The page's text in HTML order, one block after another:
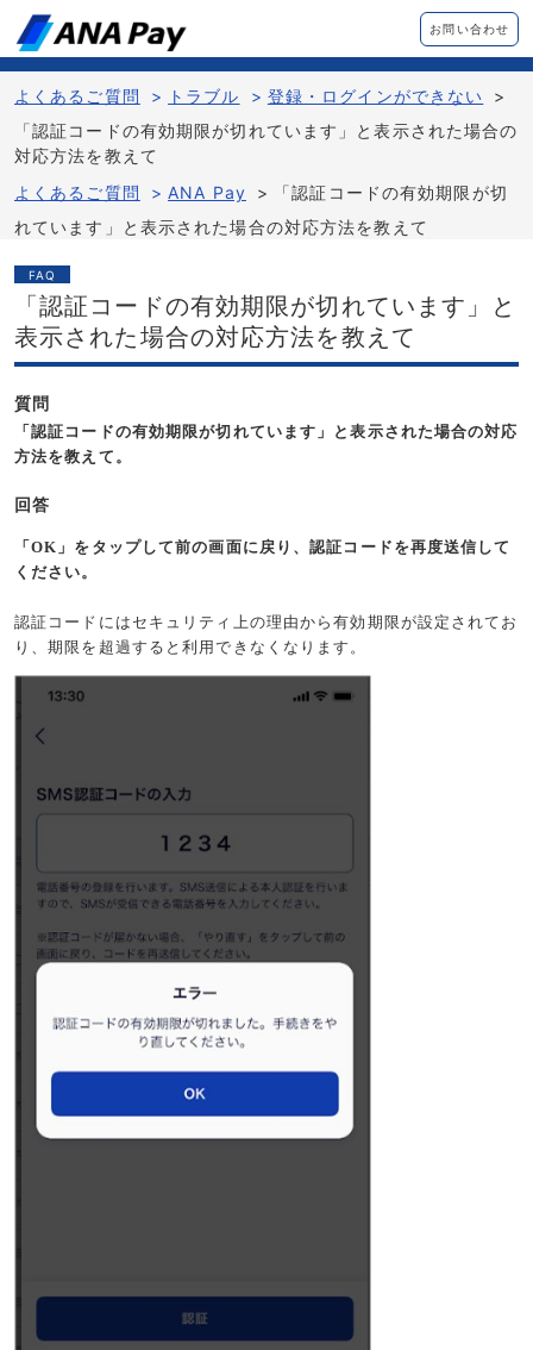
お問い合わせ
よくあるご質問 > トラブル > 登録・ログインができない
>
「認証コードの有効期限が切れています」と表示された場合の
対応方法を教えて
よくあるご質問
> ANA Pay >
「認証コードの有効期限が切
れています」と表示された場合の対応方法を教えて
FAQ
「認証コードの有効期限が切れています」と
表示された場合の対応方法を教えて
質問
「認証コードの有効期限が切れています」と表示された場合の対応
方法を教えて。
回答
「OK」をタップして前の画面に戻り、認証コードを再度送信して
ください。
認証コードにはセキュリティ上の理由から有効期限が設定されてお
り、期限を超過すると利用できなくなります。